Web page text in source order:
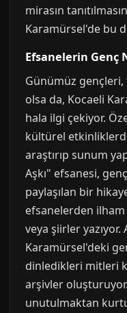
mirasın
Karamürsel'de bu
Efsanelerin Genç
Günümüz gençleri,
olsa da, Kocaeli
hala ilgi çekiyor.
kültürel
araştırıp sunum
Aşkı" efsanesi,
paylaşılan bir
efsanelerden
veya şiirler yazıyor.
Karamürsel'deki
dinledikleri mitleri
arşivler
unutulmaktan